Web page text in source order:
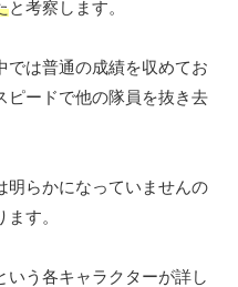
と考察します。
では普通の成績を収めてお
ピードで他の隊員を抜き去
明らかになっていませんの
す。
う各キャラクターが詳し